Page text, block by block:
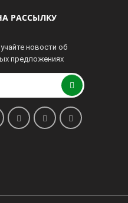
РАССЫЛКУ
новости об
предложениях